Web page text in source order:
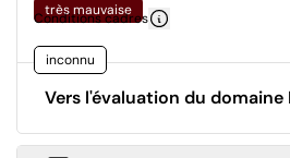
très mauvaise
Conditions cadres
inconnu
Vers l'évaluation du